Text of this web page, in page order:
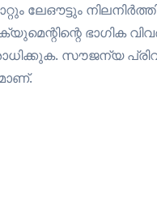
ലേഔട്ടും
ഭാഗിക
സൗജന്യ